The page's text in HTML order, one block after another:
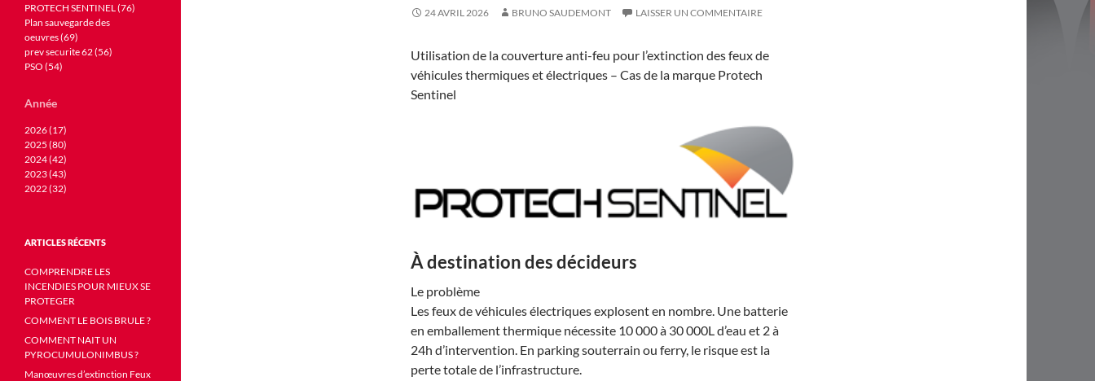
24 AVRIL 2026 BRUNO SAUDEMONT LAISSER UN COMMENTAIRE
Utilisation de la couverture anti-feu pour l’extinction des feux de
véhicules thermiques et électriques – Cas de la marque Protech
Sentinel
À destination des décideurs
Le problème
Les feux de véhicules électriques explosent en nombre. Une batterie
en emballement thermique nécessite 10 000 à 30 000L d’eau et 2 à
24h d’intervention. En parking souterrain ou ferry, le risque est la
perte totale de l’infrastructure.
PROTECH SENTINEL (76)
Plan sauvegarde des
oeuvres (69)
prev securite 62 (56)
PSO (54)
Année
2026 (17)
2025 (80)
2024 (42)
2023 (43)
2022 (32)
ARTICLES RÉCENTS
COMPRENDRE LES
INCENDIES POUR MIEUX SE
PROTEGER
COMMENT LE BOIS BRULE ?
COMMENT NAIT UN
PYROCUMULONIMBUS ?
Manœuvres d’extinction Feux